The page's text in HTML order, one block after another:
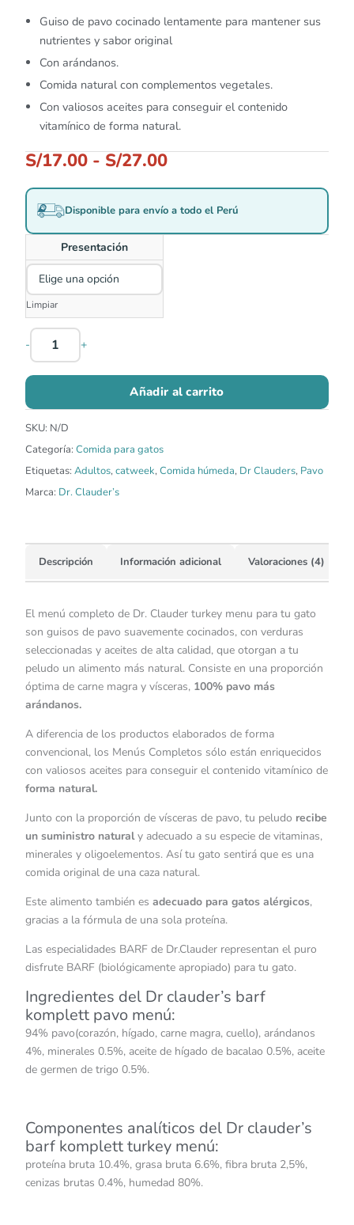
Guiso de pavo cocinado lentamente para mantener sus
nutrientes y sabor original
Con arándanos.
Comida natural con complementos vegetales.
Con valiosos aceites para conseguir el contenido
vitamínico de forma natural.
S/17.00 - S/27.00
Disponible para envío a todo el Perú
Presentación
Limpiar
- +
Añadir al carrito
SKU: N/D
Categoría: Comida para gatos
Etiquetas: Adultos,catweek,Comida húmeda, Dr Clauders, Pavo
Marca: Dr. Clauder’s
Descripción Información adicional Valoraciones (4)
El menú completo de Dr. Clauder turkey menu para tu gato
son guisos de pavo suavemente cocinados, con verduras
seleccionadas y aceites de alta calidad, que otorgan a tu
peludo un alimento más natural. Consiste en una proporción
óptima de carne magra y vísceras, 100% pavo más
arándanos.
A diferencia de los productos elaborados de forma
convencional, los Menús Completos sólo están enriquecidos
con valiosos aceites para conseguir el contenido vitamínico de
forma natural.
Junto con la proporción de vísceras de pavo, tu peludo recibe
un suministro naturaly adecuado a su especie de vitaminas,
minerales y oligoelementos. Así tu gato sentirá que es una
comida original de una caza natural.
Este alimento también es adecuado para gatos alérgicos,
gracias a la fórmula de una sola proteína.
Las especialidades BARF de Dr.Clauder representan el puro
disfrute BARF (biológicamente apropiado) para tu gato.
Ingredientes del Dr clauder’s barf
komplett pavo menú:
94% pavo(corazón, hígado, carne magra, cuello), arándanos
4%, minerales 0.5%, aceite de hígado de bacalao 0.5%, aceite
de germen de trigo 0.5%.
Componentes analíticos del Dr clauder’s
barf komplett turkey menú:
proteína bruta 10.4%, grasa bruta 6.6%, fibra bruta 2,5%,
cenizas brutas 0.4%, humedad 80%.